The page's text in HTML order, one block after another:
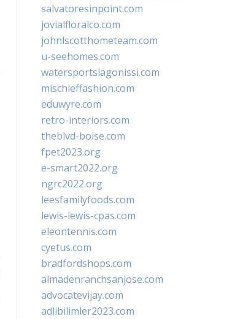
salvatoresinpoint.com
jovialfloralco.com
johnlscotthometeam.com
u-seehomes.com
watersportslagonissi.com
mischieffashion.com
eduwyre.com
retro-interiors.com
theblvd-boise.com
fpet2023.org
e-smart2022.org
ngrc2022.org
leesfamilyfoods.com
lewis-lewis-cpas.com
eleontennis.com
cyetus.com
bradfordshops.com
almadenranchsanjose.com
advocatevijay.com
adlibilimler2023.com